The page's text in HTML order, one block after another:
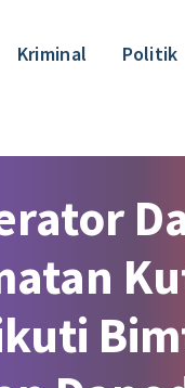
Kriminal
Politik